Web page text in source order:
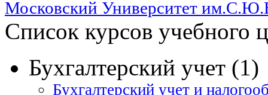
Московский Университет
Список курсов учебного
Бухгалтерский учет (1)
Бухгалтерский учет и